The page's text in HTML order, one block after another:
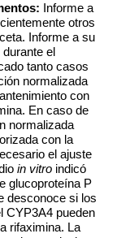
Informe a
otros
Informe a su
el
tanto casos
normalizada
con
En caso de
normalizada
con la
el ajuste
in vitro indicó
glucoproteína P
desconoce si los
CYP3A4 pueden
rifaximina. La